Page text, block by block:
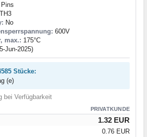
Pins
No
600V
max.: 175°C
Jun-2025)
Stücke:
(e)
bei Verfügbarkeit
PRIVATKUNDE
1.32 EUR
0.76 EUR